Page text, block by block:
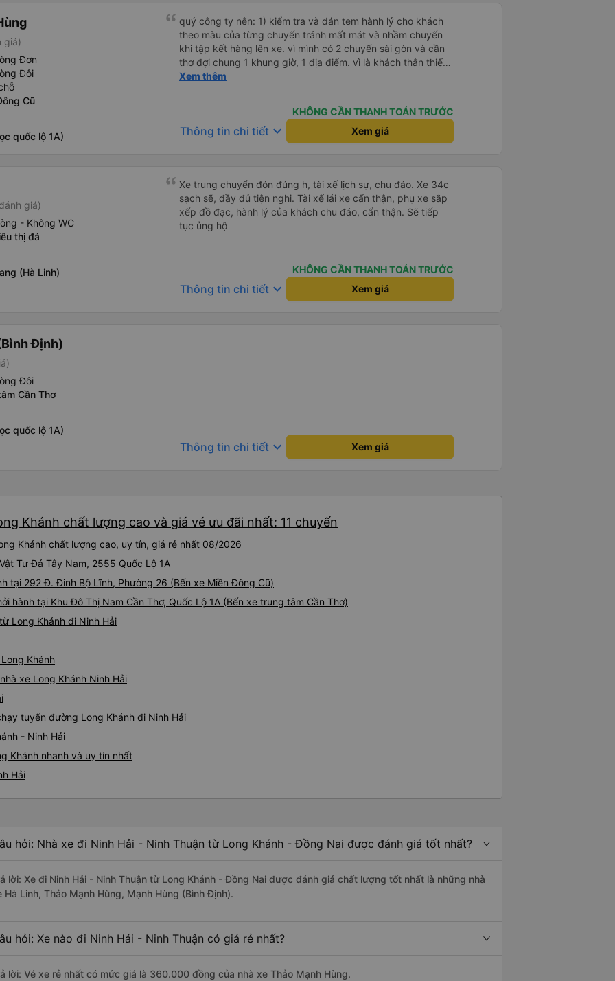
giá)
Đơn
Đôi
Cũ
quốc lộ 1A)
quý công ty nên: 1) kiểm tra và dán tem hành lý cho khách
theo màu của từng chuyến tránh mất mát và nhầm chuyến
khi tập kết hàng lên xe. vì mình có 2 chuyến sài gòn và cần
thơ đợi chung 1 khung giờ, 1 địa điểm. vì là khách thân thiết
của quý công ty nên rất hài lòng và tin tưởng. tuy nhiên rất
cải thiện ngày một phát triển. 2) đồng nhất về cách giao tiếp
và CSKH nhẹ nhàng, chu đáo nữa thì chắc chắn quy công ty
là nhà xe được yêu thích và lựa chọn số 1 quy nhơn. rất cảm
ơn quý anh chị em cty cũng như chị Thảo đã lắng nghe và
Xem thêm
KHÔNG CẦN THANH TOÁN TRƯỚC
Thông tin chi tiết keyboard_arrow_down Xem giá
giá)
- Không WC
thị đá
(Hà Linh)
Xe trung chuyển đón đúng h, tài xế lịch sự, chu đáo. Xe 34c
sạch sẽ, đầy đủ tiện nghi. Tài xế lái xe cẩn thận, phụ xe sắp
xếp đồ đạc, hành lý của khách chu đáo, cẩn thận. Sẽ tiếp
tục ủng hộ
KHÔNG CẦN THANH TOÁN TRƯỚC
Thông tin chi tiết keyboard_arrow_down Xem giá
Định)
Đôi
Cần Thơ
quốc lộ 1A)
Thông tin chi tiết keyboard_arrow_down Xem giá
Khánh chất lượng cao và giá vé ưu đãi nhất: 11 chuyến
Khánh chất lượng cao, uy tín, giá rẻ nhất 08/2026
Tư Đá Tây Nam, 2555 Quốc Lộ 1A
tại 292 Đ. Đinh Bộ Lĩnh, Phường 26 (Bến xe Miền Đông Cũ)
hành tại Khu Đô Thị Nam Cần Thơ, Quốc Lộ 1A (Bến xe trung tâm Cần Thơ)
Long Khánh đi Ninh Hải
Khánh
xe Long Khánh Ninh Hải
tuyến đường Long Khánh đi Ninh Hải
- Ninh Hải
Khánh nhanh và uy tín nhất
Hải
hỏi: Nhà xe đi Ninh Hải - Ninh Thuận từ Long Khánh - Đồng Nai được đánh giá tốt nhất?
lời: Xe đi Ninh Hải - Ninh Thuận từ Long Khánh - Đồng Nai được đánh giá chất lượng tốt nhất là những nhà
Hà Linh, Thảo Mạnh Hùng, Mạnh Hùng (Bình Định).
hỏi: Xe nào đi Ninh Hải - Ninh Thuận có giá rẻ nhất?
lời: Vé xe rẻ nhất có mức giá là 360.000 đồng của nhà xe Thảo Mạnh Hùng.